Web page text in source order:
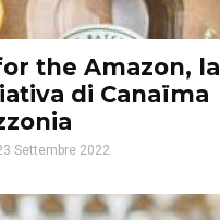
the Amazon, la
di Canaïma
Settembre 2022